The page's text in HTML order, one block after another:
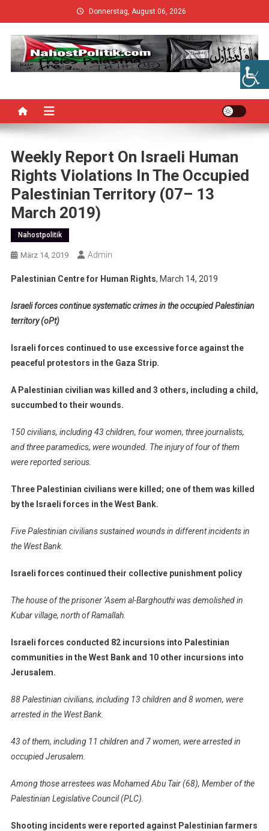
to
content
Donnerstag, August 06, 2026
Weekly Report On Israeli Human
Rights Violations In The Occupied
Palestinian Territory (07– 13
March 2019)
Nahostpolitik
März 14, 2019 Admin
Palestinian Centre for Human Rights, March 14, 2019
Israeli forces continue systematic crimes in the occupied Palestinian
territory (oPt)
Israeli forces continued to use excessive force against the
peaceful protestors in the Gaza Strip.
A Palestinian civilian was killed and 3 others, including a child,
succumbed to their wounds.
150 civilians, including 43 children, four women, three journalists,
and three paramedics, were wounded. The injury of four of them
were reported serious.
Three Palestinian civilians were killed; one of them was killed
by the Israeli forces in the West Bank.
Five Palestinian civilians sustained wounds in different incidents in
the West Bank.
Israeli forces continued their collective punishment policy
The house of the prisoner ‘Asem al-Barghouthi was demolished in
Kubar village, north of Ramallah.
Israeli forces conducted 82 incursions into Palestinian
communities in the West Bank and 10 other incursions into
Jerusalem.
88 Palestinian civilians, including 13 children and 8 women, were
arrested in the West Bank.
43 of them, including 11 children and 7 women, were arrested in
occupied Jerusalem.
Among those arrestees was Mohamed Abu Tair (68), Member of the
Palestinian Legislative Council (PLC).
Shooting incidents were reported against Palestinian farmers